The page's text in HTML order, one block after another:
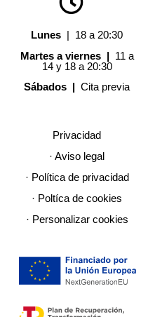
Lunes | 18 a 20:30
Martes a viernes | 11 a
14 y 18 a 20:30
Sábados |Cita previa
Privacidad
· Aviso legal
· Política de privacidad
· Poltíca de cookies
· Personalizar cookies